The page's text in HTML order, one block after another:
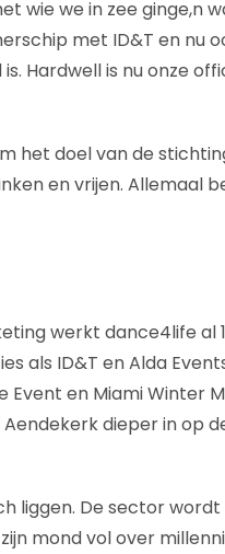
wie we in zee ginge,n
met ID&T en nu
Hardwell is nu onze
het doel van de
en vrijen. Allemaal
werkt dance4life al
als ID&T en Alda
en Miami Winter
dieper in op
liggen. De sector
mond vol over